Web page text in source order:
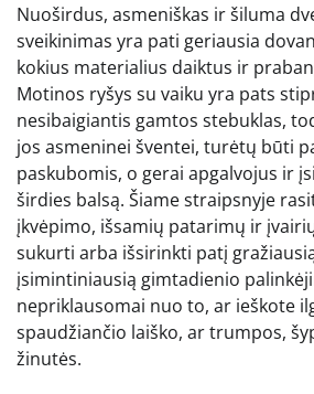
Nuoširdus, asmeniškas ir šiluma
sveikinimas yra pati geriausia
kokius materialius daiktus ir
Motinos ryšys su vaiku yra pats
nesibaigiantis gamtos stebuklas,
jos asmeninei šventei, turėtų būti
paskubomis, o gerai apgalvojus ir
širdies balsą. Šiame straipsnyje
įkvėpimo, išsamių patarimų ir
sukurti arba išsirinkti patį
įsimintiniausią gimtadienio
nepriklausomai nuo to, ar ieškote
spaudžiančio laiško, ar trumpos,
žinutės.